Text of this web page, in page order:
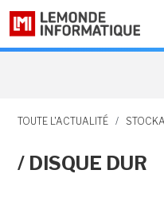
TOUTE L'ACTUALITÉ /
/ DISQUE DUR